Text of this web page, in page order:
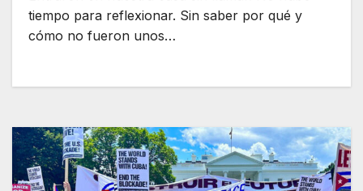
tiempo para reflexionar. Sin saber por qué y
cómo no fueron unos…